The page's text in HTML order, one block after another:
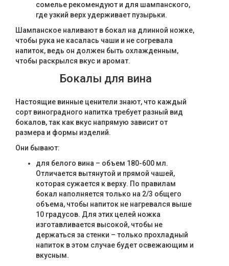
сомелье рекомендуют и для шампанского,
где узкий верх удерживает пузырьки.
Шампанское наливают в бокал на длинной ножке,
чтобы рука не касалась чаши и не согревала
напиток, ведь он должен быть охлажденным,
чтобы раскрылся вкус и аромат.
Бокалы для вина
Настоящие винные ценители знают, что каждый
сорт виноградного напитка требует разный вид
бокалов, так как вкус напрямую зависит от
размера и формы изделий.
Они бывают:
для белого вина – объем 180-600 мл.
Отличается вытянутой и прямой чашей,
которая сужается к верху. По правилам
бокал наполняется только на 2/3 общего
объема, чтобы напиток не нагревался выше
10 градусов. Для этих целей ножка
изготавливается высокой, чтобы не
держаться за стенки – только прохладный
напиток в этом случае будет освежающим и
вкусным.